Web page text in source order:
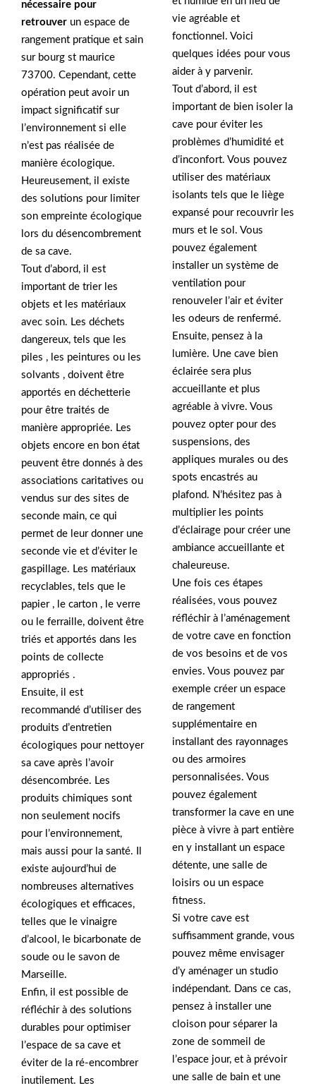
nécessaire pour
retrouver un espace de
rangement pratique et sain
sur bourg st maurice
73700. Cependant, cette
opération peut avoir un
impact significatif sur
l’environnement si elle
n’est pas réalisée de
manière écologique.
Heureusement, il existe
des solutions pour limiter
son empreinte écologique
lors du désencombrement
de sa cave.
Tout d’abord, il est
important de trier les
objets et les matériaux
avec soin. Les déchets
dangereux, tels que les
piles , les peintures ou les
solvants , doivent être
apportés en déchetterie
pour être traités de
manière appropriée. Les
objets encore en bon état
peuvent être donnés à des
associations caritatives ou
vendus sur des sites de
seconde main, ce qui
permet de leur donner une
seconde vie et d’éviter le
gaspillage. Les matériaux
recyclables, tels que le
papier , le carton , le verre
ou le ferraille, doivent être
triés et apportés dans les
points de collecte
appropriés .
Ensuite, il est
recommandé d’utiliser des
produits d’entretien
écologiques pour nettoyer
sa cave après l’avoir
désencombrée. Les
produits chimiques sont
non seulement nocifs
pour l’environnement,
mais aussi pour la santé. Il
existe aujourd’hui de
nombreuses alternatives
écologiques et efficaces,
telles que le vinaigre
d’alcool, le bicarbonate de
soude ou le savon de
Marseille.
Enfin, il est possible de
réfléchir à des solutions
durables pour optimiser
l’espace de sa cave et
éviter de la ré-encombrer
inutilement. Les
vie agréable et
fonctionnel. Voici
quelques idées pour vous
aider à y parvenir.
Tout d’abord, il est
important de bien isoler la
cave pour éviter les
problèmes d’humidité et
d’inconfort. Vous pouvez
utiliser des matériaux
isolants tels que le liège
expansé pour recouvrir les
murs et le sol. Vous
pouvez également
installer un système de
ventilation pour
renouveler l’air et éviter
les odeurs de renfermé.
Ensuite, pensez à la
lumière. Une cave bien
éclairée sera plus
accueillante et plus
agréable à vivre. Vous
pouvez opter pour des
suspensions, des
appliques murales ou des
spots encastrés au
plafond. N’hésitez pas à
multiplier les points
d’éclairage pour créer une
ambiance accueillante et
chaleureuse.
Une fois ces étapes
réalisées, vous pouvez
réfléchir à l’aménagement
de votre cave en fonction
de vos besoins et de vos
envies. Vous pouvez par
exemple créer un espace
de rangement
supplémentaire en
installant des rayonnages
ou des armoires
personnalisées. Vous
pouvez également
transformer la cave en une
pièce à vivre à part entière
en y installant un espace
détente, une salle de
loisirs ou un espace
fitness.
Si votre cave est
suffisamment grande, vous
pouvez même envisager
d’y aménager un studio
indépendant. Dans ce cas,
pensez à installer une
cloison pour séparer la
zone de sommeil de
l’espace jour, et à prévoir
une salle de bain et une